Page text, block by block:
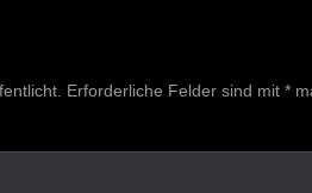
Erforderliche Felder sind mit *